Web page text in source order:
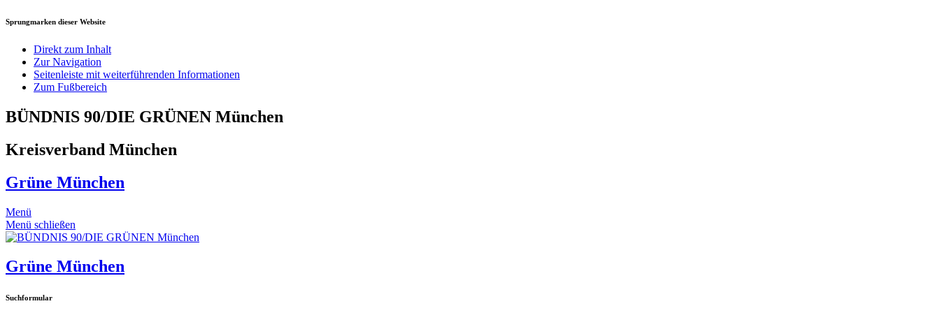
Sprungmarken dieser Website
Direkt zum Inhalt
Zur Navigation
Seitenleiste mit weiterführenden Informationen
Zum Fußbereich
BÜNDNIS 90/DIE GRÜNEN München
Kreisverband München
Grüne München
Menü
Menü schließen
Grüne München
Suchformular